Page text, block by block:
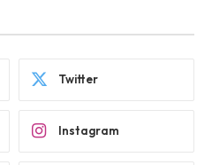
Twitter
Instagram